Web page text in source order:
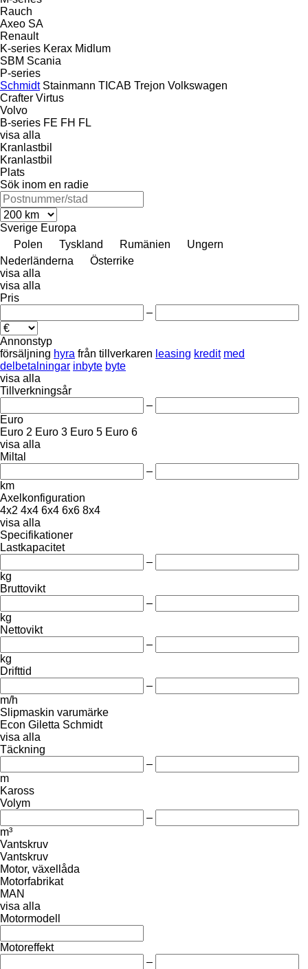
Rauch
Axeo SA
Renault
K-series Kerax Midlum
SBM Scania
P-series
Schmidt Stainmann TICAB Trejon Volkswagen
Crafter Virtus
Volvo
B-series FE FH FL
visa alla
Kranlastbil
Kranlastbil
Plats
Sök inom en radie
Sverige Europa
Polen
Tyskland Rumänien
Ungern
Nederländerna
Österrike
visa alla
visa alla
Pris
–
Annonstyp
försäljning hyra från tillverkaren leasing kredit med
delbetalningar inbyte byte
visa alla
Tillverkningsår
–
Euro
Euro 2 Euro 3 Euro 5 Euro 6
visa alla
Miltal
–
km
Axelkonfiguration
4x2 4x4 6x4 6x6 8x4
visa alla
Specifikationer
Lastkapacitet
–
kg
Bruttovikt
–
kg
Nettovikt
–
kg
Drifttid
–
m/h
Slipmaskin varumärke
Econ Giletta Schmidt
visa alla
Täckning
–
m
Kaross
Volym
–
m³
Vantskruv
Vantskruv
Motor, växellåda
Motorfabrikat
MAN
visa alla
Motormodell
Motoreffekt
–